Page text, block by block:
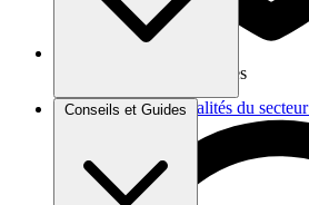
Brèves et actus Actualités du secteur
Conseils et Guides
Vos données sont protégées